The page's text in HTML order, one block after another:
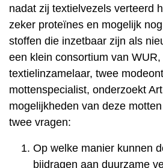
nadat zij textielvezels verteerd
zeker proteïnes en mogelijk
stoffen die inzetbaar zijn als
een klein consortium van
textielinzamelaar, twee
mottenspecialist, onderzoekt
mogelijkheden van deze
twee vragen:
Op welke manier kunnen
bijdragen aan duurzame